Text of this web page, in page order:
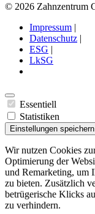
© 2026 Zahnzentrum
Impressum |
Datenschutz |
ESG |
LkSG
Essentiell
Statistiken
Einstellungen speichern
Wir nutzen Cookies
Optimierung der
und Remarketing, um
zu bieten. Zusätzlich
betrügerische Klicks
zu verhindern.